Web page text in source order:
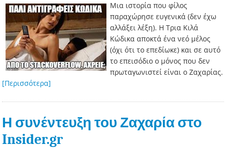
Μια ιστορία που φίλος
παραχώρησε ευγενικά (δεν έχω
αλλάξει λέξη). Η Τρια Κιλά
Κώδικα αποκτά ένα νεό μέλος
(όχι ότι το επεδίωκε) και σε αυτό
το επεισόδιο ο μόνος που δεν
πρωταγωνιστεί είναι ο Ζαχαρίας.
[Περισσότερα]
Η συνέντευξη του Ζαχαρία στο
Insider.gr